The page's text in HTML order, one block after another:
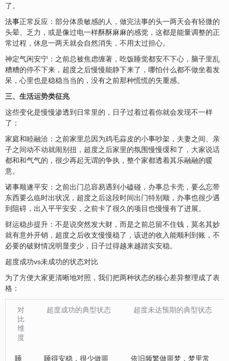
了。
法事正常反应‌：部分体质敏感的人，做完法事的头一两天会有轻微的
头晕、乏力，或是像过电一样酥酥麻麻的感觉，这都是能量调整的正
常过程，休息一两天就会自然消失，不用太过担心。
神定气闲安宁‌：之前总被焦虑缠著，吃饭睡觉都安不下心，脑子里乱
糟糟的停不下来，超度之后慢慢能静下来了，哪怕什么都不做坐着发
呆，心里也是稳稳当当的，没有之前那种慌慌的失重感。
三、生活运势类征兆
这些变化是慢慢渗透到日常里的，日子过着过着你就会发现不一样
了：
家庭和睦融洽‌：之前家里总因为鸡毛蒜皮的小事吵架，夫妻之间、亲
子之间动不动就闹别扭，超度之后家里的氛围慢慢缓和了，大家说话
都和和气气的，很少再起无谓的争执，整个家都透着其乐融融的暖
意。
诸事顺遂平安‌：之前出门总容易遇到小磕碰，办事总卡壳，要么忘带
东西要么临时出状况，超度之后这段时间出门特别顺，办事也很少遇
到阻碍，出入平平安安，之前卡了很久的项目也慢慢有了进展。
财运稳步提升‌：不是说突然发大财，而是之前总留不住钱，莫名其妙
就有意外开销，超度之后收支慢慢稳了，该进的收入能顺利到账，不
必要的破财情况明显变少，日子过得越来越踏实安稳。
超度成功vs未成功的状态对比
为了方便大家更清晰地对照，我们把两种状态的核心差异整理成了表
格：
对
比
维
度
超度成功的典型状态 超度未达预期的典型状态
睡 睡得安稳，很少做噩 依旧频繁做噩梦，梦里常